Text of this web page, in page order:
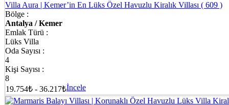
Villa Aura | Kemer’in En Lüks Özel Havuzlu Kiralık Villası ( 609 )
Bölge :
Antalya / Kemer
Emlak Türü :
Lüks Villa
Oda Sayısı :
4
Kişi Sayısı :
8
19.754₺ - 36.217₺İncele